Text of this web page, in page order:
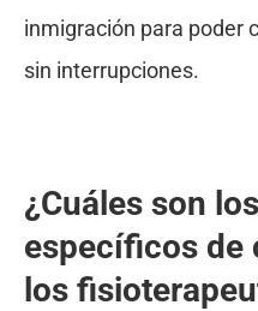
inmigración para poder
sin interrupciones.
¿Cuáles son
específicos de
los